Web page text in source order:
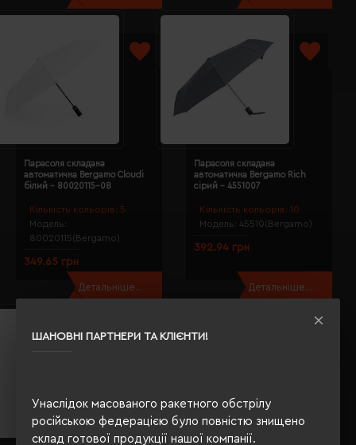
ШАНОВНІ ПАРТНЕРИ ТА КЛІЄНТИ!
Унаслідок масованого ракетного обстрілу
російською федерацією було повністю знищено
склад готової продукції нашої компанії.
Кількість кольорів: 5
Модель:
80020115(Bergamo)
Парасоля складана
автоматична Bergamo Cloudi
білий - 80020115-08
349.65 грн
Детальніше...
Кількість кольорів: 10
Модель: 45510(Bergamo)
Парасоля складана
автоматична Bergamo Rich
сірий - 4551007
392.94 грн
Детальніше...